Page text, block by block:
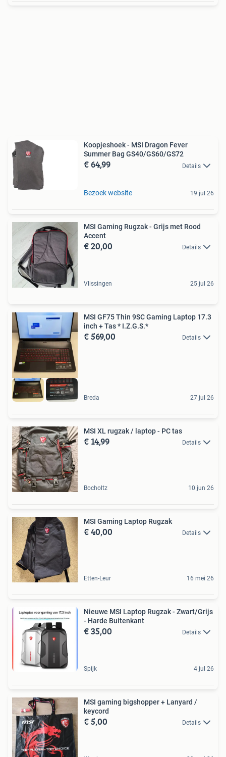
Koopjeshoek - MSI Dragon Fever
Summer Bag GS40/GS60/GS72
€ 64,99 Details
Bezoek website 19 jul 26
MSI Gaming Rugzak - Grijs met Rood
Accent
€ 20,00 Details
Vlissingen 25 jul 26
MSI GF75 Thin 9SC Gaming Laptop 17.3
inch + Tas * I.Z.G.S.*
€ 569,00 Details
Breda 27 jul 26
MSI XL rugzak / laptop - PC tas
€ 14,99 Details
Bocholtz 10 jun 26
MSI Gaming Laptop Rugzak
€ 40,00 Details
Etten-Leur 16 mei 26
Nieuwe MSI Laptop Rugzak - Zwart/Grijs
- Harde Buitenkant
€ 35,00 Details
Spijk 4 jul 26
MSI gaming bigshopper + Lanyard /
keycord
€ 5,00 Details